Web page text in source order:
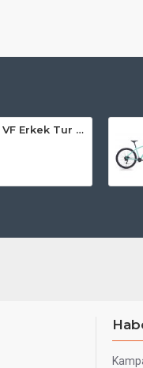
Kadro 28 Jant VF Erkek Tur Şehir Bisiklet Uyumlu